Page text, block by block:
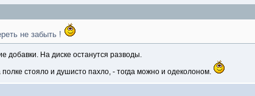
не забыть !
добавки. На диске останутся разводы.
стояло и душисто пахло, - тогда можно и одеколоном.